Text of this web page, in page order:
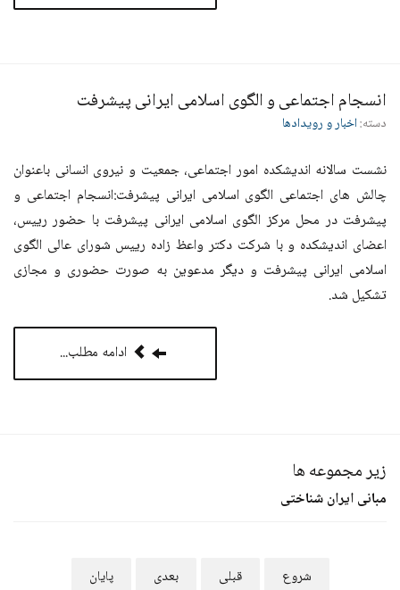
انسجام اجتماعی و الگوی اسلامی ایرانی پیشرفت
دسته:اخبار و رویدادها
نشست سالانه اندیشکده امور اجتماعی، جمعیت و نیروی انسانی باعنوان
چالش های اجتماعی الگوی اسلامی ایرانی پیشرفت:انسجام اجتماعی و
پیشرفت در محل مرکز الگوی اسلامی ایرانی پیشرفت با حضور رییس،
اعضای اندیشکده و با شرکت دکتر واعظ زاده رییس شورای عالی الگوی
اسلامی ایرانی پیشرفت و دیگر مدعوین به صورت حضوری و مجازی
تشکیل شد.
ادامه مطلب...
زیر مجموعه ها
مبانی ایران شناختی
شروع قبلی بعدی پایان